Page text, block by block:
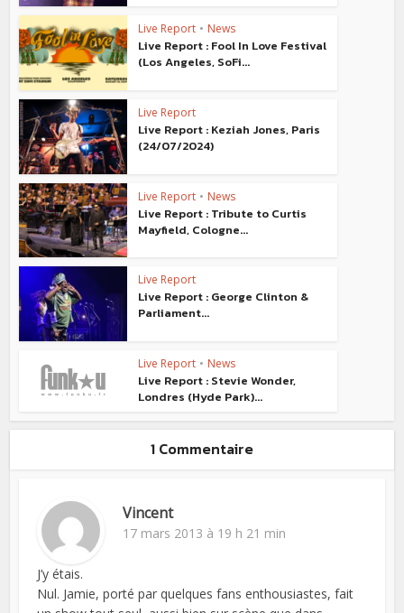
Live Report • News
Live Report : Fool In Love Festival
(Los Angeles, SoFi...
Live Report
Live Report : Keziah Jones, Paris
(24/07/2024)
Live Report • News
Live Report : Tribute to Curtis
Mayfield, Cologne...
Live Report
Live Report : George Clinton &
Parliament...
Live Report • News
Live Report : Stevie Wonder,
Londres (Hyde Park)...
1 Commentaire
Vincent
17 mars 2013 à 19 h 21 min
J’y étais.
Nul. Jamie, porté par quelques fans enthousiastes, fait